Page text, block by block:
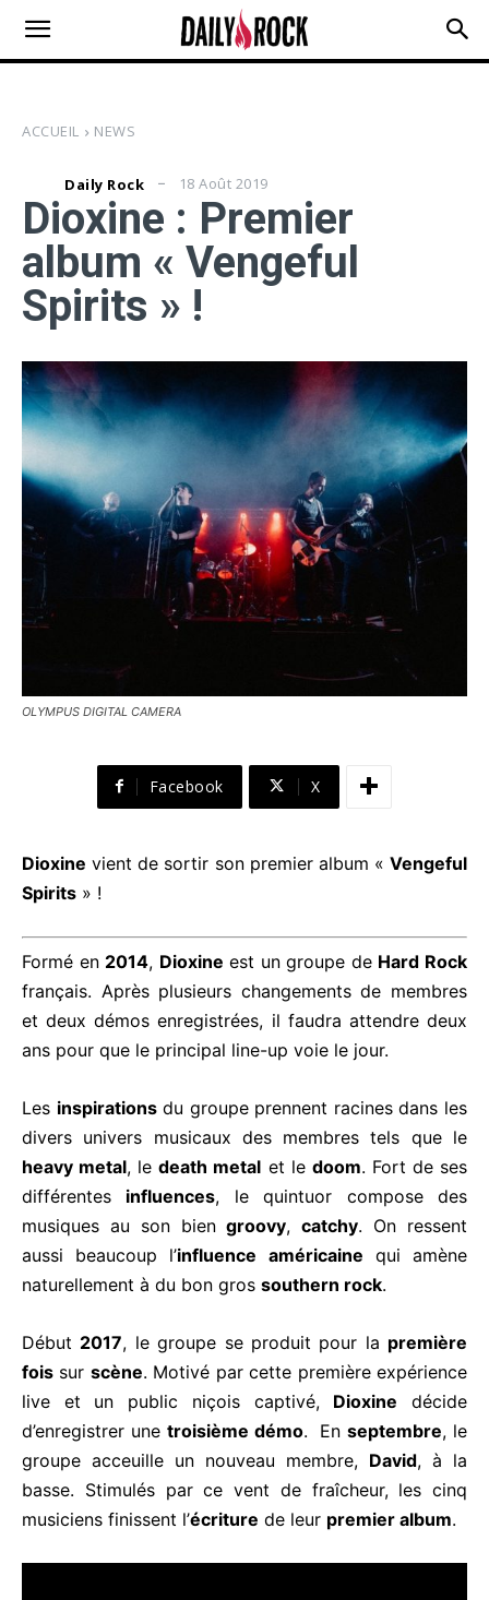
ACCUEIL NEWS
Daily Rock 18 Août 2019
Dioxine : Premier
album « Vengeful
Spirits » !
OLYMPUS DIGITAL CAMERA
Facebook X
Dioxine vient de sortir son premier album « Vengeful
Spirits » !
Formé en 2014, Dioxine est un groupe de Hard Rock
français. Après plusieurs changements de membres
et deux démos enregistrées, il faudra attendre deux
ans pour que le principal line-up voie le jour.
Les inspirationsdu groupe prennent racines dans les
divers univers musicaux des membres tels que le
heavy metal, ledeath metal et le doom. Fort de ses
différentes influences, le quintuor compose des
musiques au son biengroovy,catchy. On ressent
aussi beaucoup l’influence américaine qui amène
naturellement à du bon gros southern rock.
Début 2017, le groupe se produit pour la première
fois sur scène. Motivé par cette première expérience
live et un public niçois captivé, Dioxine décide
d’enregistrer une troisième démo. Enseptembre, le
groupe acceuille un nouveau membre, David, à la
basse. Stimulés par ce vent de fraîcheur, les cinq
musiciens finissent l’écriture de leur premier album.